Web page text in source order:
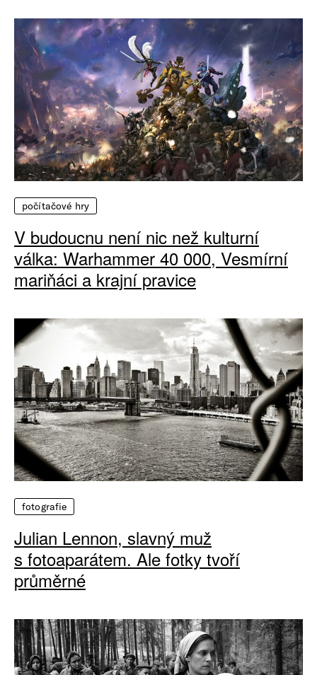
počítačové hry
V budoucnu není nic než kulturní
válka: Warhammer 40 000, Vesmírní
mariňáci a krajní pravice
fotografie
Julian Lennon, slavný muž
s fotoaparátem. Ale fotky tvoří
průměrné